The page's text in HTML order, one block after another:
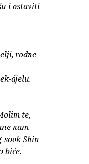
i ostaviti
rodne
djelu.
te,
nam
sook Shin
biće.